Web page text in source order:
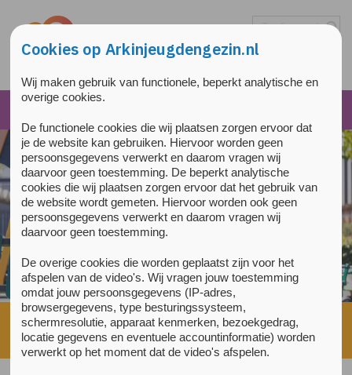
Home»Jongeren»Welke behandeling past bij mij?»
Angststoornis
Cookies op Arkinjeugdengezin.nl
Wij maken gebruik van functionele, beperkt analytische en
overige cookies.
De functionele cookies die wij plaatsen zorgen ervoor dat
je de website kan gebruiken. Hiervoor worden geen
persoonsgegevens verwerkt en daarom vragen wij
daarvoor geen toestemming. De beperkt analytische
cookies die wij plaatsen zorgen ervoor dat het gebruik van
de website wordt gemeten. Hiervoor worden ook geen
persoonsgegevens verwerkt en daarom vragen wij
daarvoor geen toestemming.
De overige cookies die worden geplaatst zijn voor het
afspelen van de video's. Wij vragen jouw toestemming
omdat jouw persoonsgegevens (IP-adres,
browsergegevens, type besturingssysteem,
schermresolutie, apparaat kenmerken, bezoekgedrag,
locatie gegevens en eventuele accountinformatie) worden
verwerkt op het moment dat de video's afspelen.